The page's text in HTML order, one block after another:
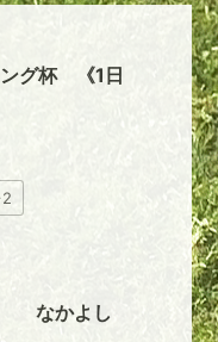
グ杯 《1日
なかよし